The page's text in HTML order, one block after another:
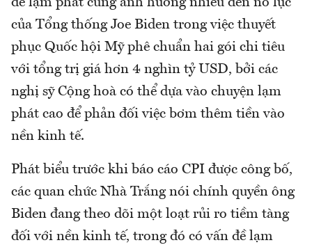
đề lạm phát cũng ảnh hưởng nhiều đến nỗ lực
của Tổng thống Joe Biden trong việc thuyết
phục Quốc hội Mỹ phê chuẩn hai gói chi tiêu
với tổng trị giá hơn 4 nghìn tỷ USD, bởi các
nghị sỹ Cộng hoà có thể dựa vào chuyện lạm
phát cao để phản đối việc bơm thêm tiền vào
nền kinh tế.
Phát biểu trước khi báo cáo CPI được công bố,
các quan chức Nhà Trắng nói chính quyền ông
Biden đang theo dõi một loạt rủi ro tiềm tàng
đối với nền kinh tế, trong đó có vấn đề lạm